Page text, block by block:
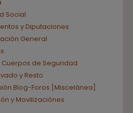
Social
y Diputaciones
General
Cuerpos de Seguridad
y Resto
Blog-Foros [Miscelánea]
y Movilizaciónes